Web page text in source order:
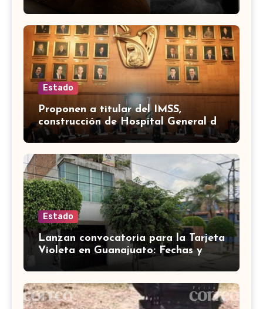
Estado
Proponen a titular del IMSS,
construcción de Hospital General de
Zona en Irapuato
Estado
Lanzan convocatoria para la Tarjeta
Violeta en Guanajuato: Fechas y
requisitos y etapas de registro